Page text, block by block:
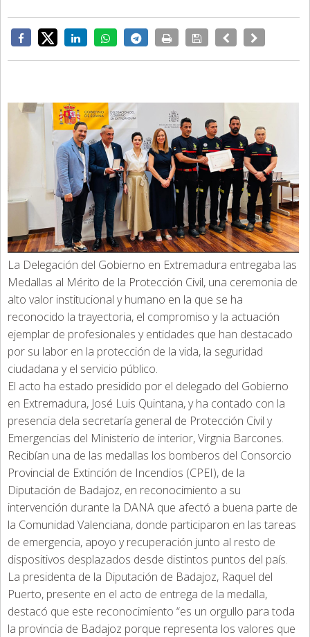
La Delegación del Gobierno en Extremadura entregaba las
Medallas al Mérito de la Protección Civil, una ceremonia de
alto valor institucional y humano en la que se ha
reconocido la trayectoria, el compromiso y la actuación
ejemplar de profesionales y entidades que han destacado
por su labor en la protección de la vida, la seguridad
ciudadana y el servicio público.
El acto ha estado presidido por el delegado del Gobierno
en Extremadura, José Luis Quintana, y ha contado con la
presencia dela secretaría general de Protección Civil y
Emergencias del Ministerio de interior, Virgnia Barcones.
Recibían una de las medallas los bomberos del Consorcio
Provincial de Extinción de Incendios (CPEI), de la
Diputación de Badajoz, en reconocimiento a su
intervención durante la DANA que afectó a buena parte de
la Comunidad Valenciana, donde participaron en las tareas
de emergencia, apoyo y recuperación junto al resto de
dispositivos desplazados desde distintos puntos del país.
La presidenta de la Diputación de Badajoz, Raquel del
Puerto, presente en el acto de entrega de la medalla,
destacó que este reconocimiento “es un orgullo para toda
la provincia de Badajoz porque representa los valores que